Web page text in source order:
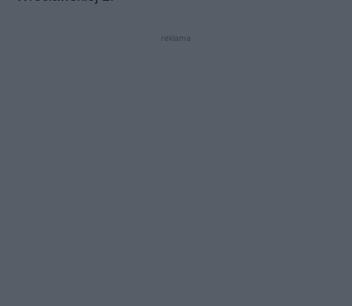
reklama